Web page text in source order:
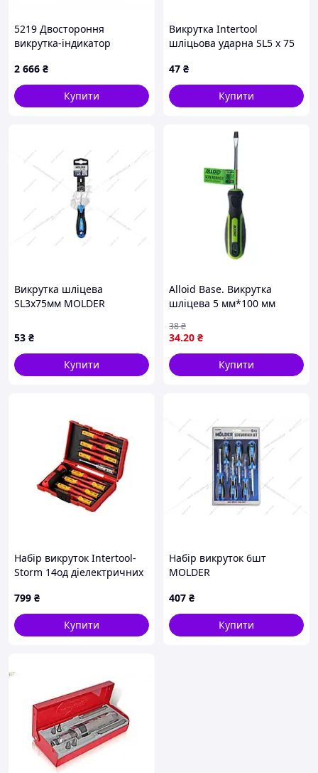
5219 Двостороння
викрутка-індикатор
уп - 150 шт.
2 666 ₴
Купити
Викрутка Intertool
шліцьова ударна SL5 х 75
47 ₴
Купити
Викрутка шліцева
SL3x75мм MOLDER
53 ₴
Купити
Alloid Base. Викрутка
шліцева 5 мм*100 мм
34.20 ₴
38₴
Купити
Набір викруток Intertool-
Storm 14од діелектричних
799 ₴
Купити
Набір викруток 6шт
MOLDER
407 ₴
Купити